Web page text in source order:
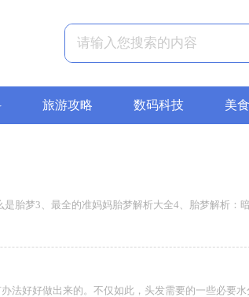
旅游攻略 数码科技 美
梦3、最全的准妈妈胎梦解析大全4、胎梦解析：
好好做出来的。不仅如此，头发需要的一些必要水